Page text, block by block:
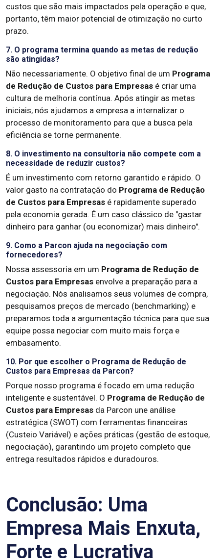
custos que são mais impactados pela operação e que,
portanto, têm maior potencial de otimização no curto
prazo.
7. O programa termina quando as metas de redução
são atingidas?
Não necessariamente. O objetivo final de um Programa
de Redução de Custos para Empresas é criar uma
cultura de melhoria contínua. Após atingir as metas
iniciais, nós ajudamos a empresa a internalizar o
processo de monitoramento para que a busca pela
eficiência se torne permanente.
8. O investimento na consultoria não compete com a
necessidade de reduzir custos?
É um investimento com retorno garantido e rápido. O
valor gasto na contratação do Programa de Redução
de Custos para Empresas é rapidamente superado
pela economia gerada. É um caso clássico de "gastar
dinheiro para ganhar (ou economizar) mais dinheiro".
9. Como a Parcon ajuda na negociação com
fornecedores?
Nossa assessoria em um Programa de Redução de
Custos para Empresas envolve a preparação para a
negociação. Nós analisamos seus volumes de compra,
pesquisamos preços de mercado (benchmarking) e
preparamos toda a argumentação técnica para que sua
equipe possa negociar com muito mais força e
embasamento.
10. Por que escolher o Programa de Redução de
Custos para Empresas da Parcon?
Porque nosso programa é focado em uma redução
inteligente e sustentável. O Programa de Redução de
Custos para Empresas da Parcon une análise
estratégica (SWOT) com ferramentas financeiras
(Custeio Variável) e ações práticas (gestão de estoque,
negociação), garantindo um projeto completo que
entrega resultados rápidos e duradouros.
Conclusão: Uma
Empresa Mais Enxuta,
Forte e Lucrativa